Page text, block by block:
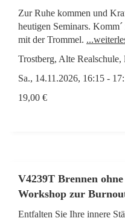
Zur Ruhe kommen und
heutigen Seminars.
mit der Trommel.
Trostberg, Alte Realschule,
Sa., 14.11.2026, 16:15 -
19,00 €
V4239T Brennen
Workshop zur
Entfalten Sie Ihre innere